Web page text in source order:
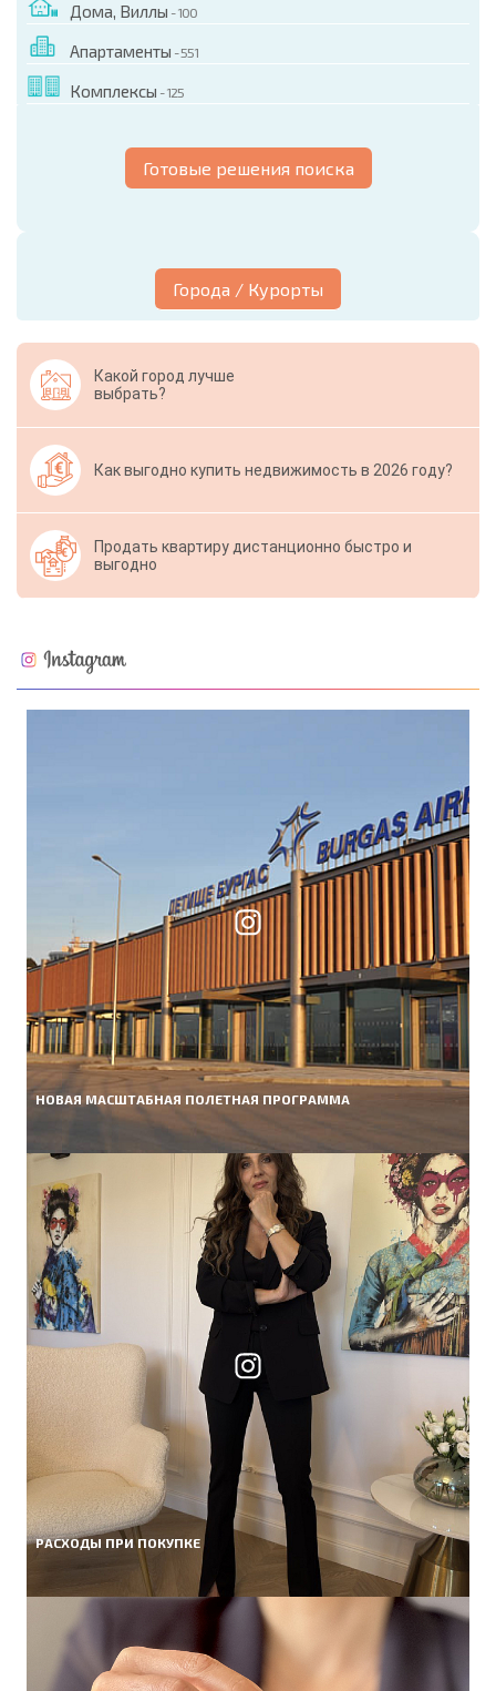
Дома, Виллы - 100
Апартаменты - 551
Комплексы - 125
Готовые решения поиска
Города / Курорты
Какой город лучше
выбрать?
Как выгодно купить недвижимость в 2026 году?
Продать квартиру дистанционно быстро и
выгодно
НОВАЯ МАСШТАБНАЯ ПОЛЕТНАЯ ПРОГРАММА
РАСХОДЫ ПРИ ПОКУПКЕ